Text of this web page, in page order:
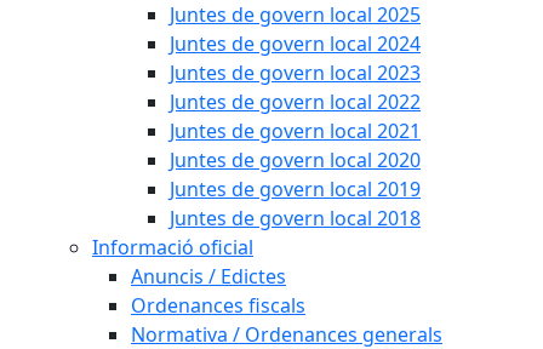
Juntes de govern local 2025
Juntes de govern local 2024
Juntes de govern local 2023
Juntes de govern local 2022
Juntes de govern local 2021
Juntes de govern local 2020
Juntes de govern local 2019
Juntes de govern local 2018
Informació oficial
Anuncis / Edictes
Ordenances fiscals
Normativa / Ordenances generals